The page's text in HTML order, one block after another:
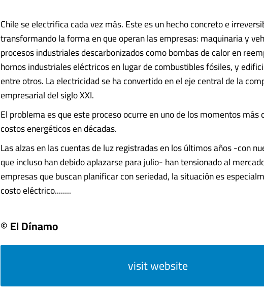
Chile se electrifica cada vez más. Este es un hecho concreto e
transformando la forma en que operan las empresas: maquinaria y
procesos industriales descarbonizados como bombas de calor en
hornos industriales eléctricos en lugar de combustibles fósiles, y
entre otros. La electricidad se ha convertido en el eje central de la
empresarial del siglo XXI.
El problema es que este proceso ocurre en uno de los momentos más
costos energéticos en décadas.
Las alzas en las cuentas de luz registradas en los últimos años -con
que incluso han debido aplazarse para julio- han tensionado al
empresas que buscan planificar con seriedad, la situación es
costo eléctrico........
© El Dínamo
visit website